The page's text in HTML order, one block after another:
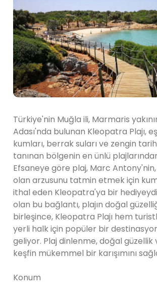
Türkiye'nin Muğla ili, Marmaris
Adası'nda bulunan Kleopatra Plajı,
kumları, berrak suları ve zengin
tanınan bölgenin en ünlü
Efsaneye göre plaj, Marc
olan arzusunu tatmin etmek için
ithal eden Kleopatra'ya bir
olan bu bağlantı, plajın doğal
birleşince, Kleopatra Plajı hem
yerli halk için popüler bir
geliyor. Plaj dinlenme, doğal güzellik
keşfin mükemmel bir karışımını
Konum